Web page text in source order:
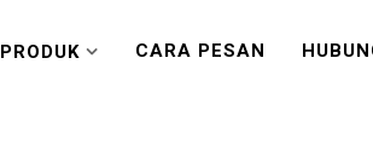
PRODUK CARA PESAN